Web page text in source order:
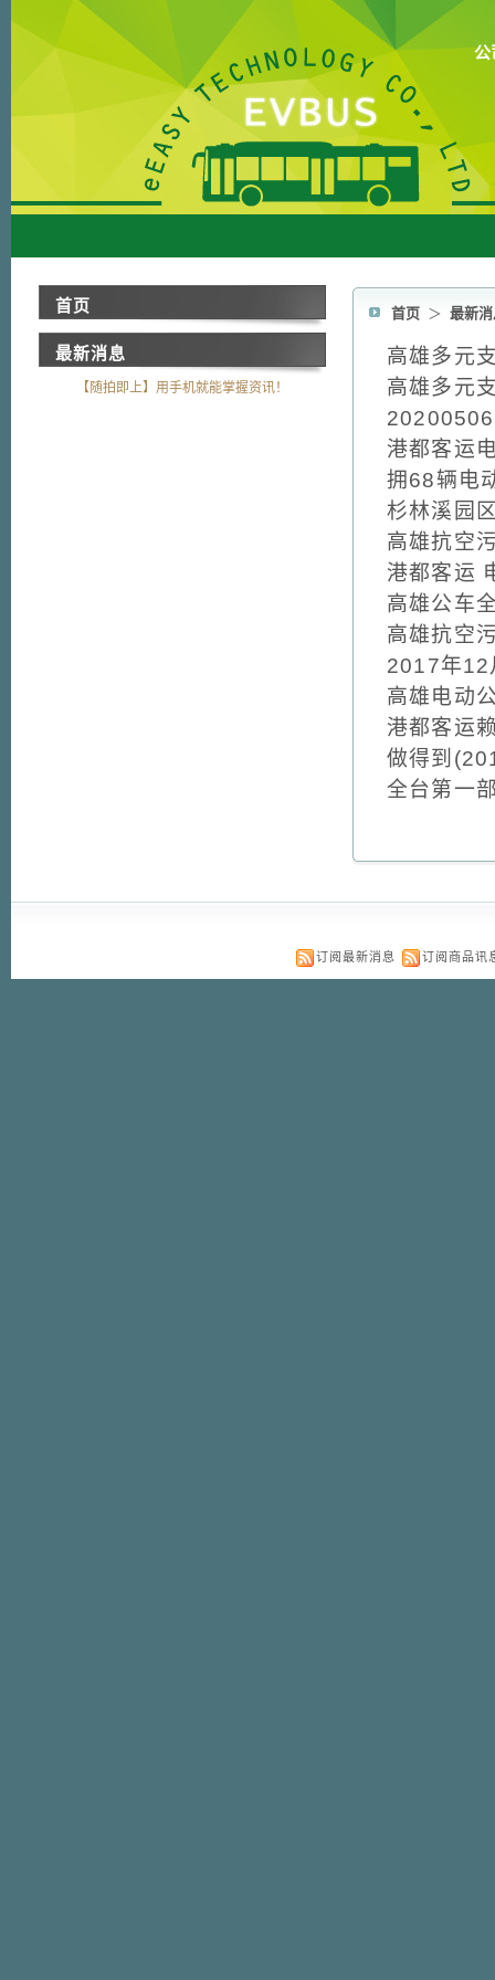
公
首页 ＞ 最新
高雄多元
高雄多元
港都客运
拥68辆电
杉林溪园
高雄抗空
港都客运
高雄公车
高雄抗空
2017年12
高雄电动
港都客运
做得到
全台第一
首页
最新消息
【随拍即上】用手机就能掌握资讯！
订阅最新消息 订阅商品讯